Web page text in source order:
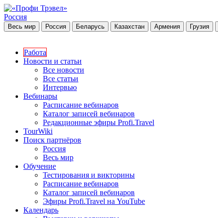
Россия
Весь мир Россия Беларусь Казахстан Армения Грузия
Работа
Новости и статьи
Все новости
Все статьи
Интервью
Вебинары
Расписание вебинаров
Каталог записей вебинаров
Редакционные эфиры Profi.Travel
TourWiki
Поиск партнёров
Россия
Весь мир
Обучение
Тестирования и викторины
Расписание вебинаров
Каталог записей вебинаров
Эфиры Profi.Travel на YouTube
Календарь